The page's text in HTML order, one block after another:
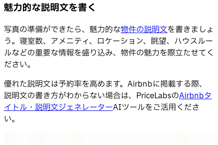
魅力的な説明文を書く
写真の準備ができたら、魅力的な物件の説明文を書きましょ
う。寝室数、アメニティ、ロケーション、眺望、ハウスルー
ルなどの重要な情報を盛り込み、物件の魅力を際立たせてく
ださい。
優れた説明文は予約率を高めます。Airbnbに掲載する際、
説明文の書き方がわからない場合は、PriceLabsのAirbnbタ
イトル・説明文ジェネレーターAIツールをご活用くださ
い。